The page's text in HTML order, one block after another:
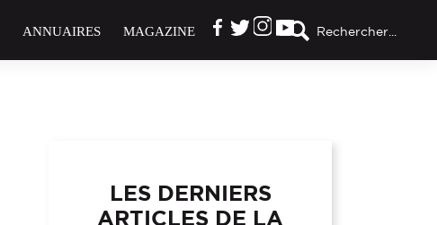
Rechercher...
ANNUAIRES MAGAZINE
LES DERNIERS
ARTICLES DE LA